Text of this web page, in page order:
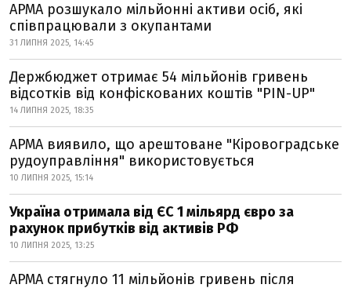
АРМА розшукало мільйонні активи осіб, які
співпрацювали з окупантами
31 ЛИПНЯ 2025, 14:45
Держбюджет отримає 54 мільйонів гривень
відсотків від конфіскованих коштів "PIN-UP"
14 ЛИПНЯ 2025, 18:35
АРМА виявило, що арештоване "Кіровоградське
рудоуправління" використовується
10 ЛИПНЯ 2025, 15:14
Україна отримала від ЄС 1 мільярд євро за
рахунок прибутків від активів РФ
10 ЛИПНЯ 2025, 13:25
АРМА стягнуло 11 мільйонів гривень після